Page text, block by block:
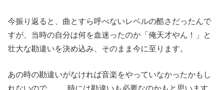
今振り返ると、曲とすら呼べないレベルの酷さだったんで
すが、当時の自分は何を血迷ったのか「俺天才やん！」と
壮大な勘違いを決め込み、そのまま今に至ります。
あの時の勘違いがなければ音楽をやっていなかったかもし